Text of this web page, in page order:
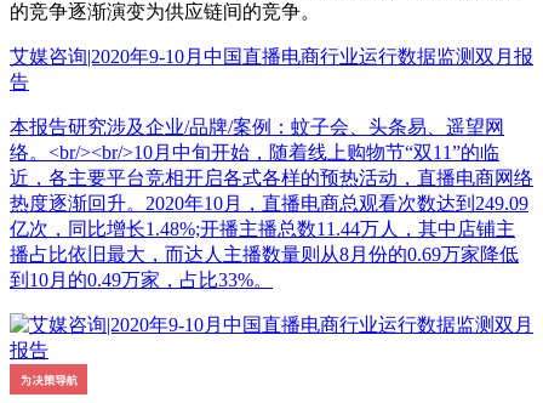
的竞争逐渐演变为供应链间的竞争。
艾媒咨询|2020年9-10月中国直播电商行业运行数据监测双月报
告
本报告研究涉及企业/品牌/案例：蚊子会、头条易、遥望网
络。<br/><br/>10月中旬开始，随着线上购物节“双11”的临
近，各主要平台竞相开启各式各样的预热活动，直播电商网络
热度逐渐回升。2020年10月，直播电商总观看次数达到249.09
亿次，同比增长1.48%;开播主播总数11.44万人，其中店铺主
播占比依旧最大，而达人主播数量则从8月份的0.69万家降低
到10月的0.49万家，占比33%。